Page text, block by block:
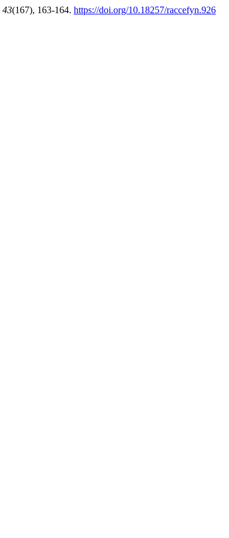
43(167), 163-164. https://doi.org/10.18257/raccefyn.926